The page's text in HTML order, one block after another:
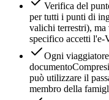
Verifica del
per tutti i punti di
valichi terrestri),
specifico accetti l'e-
Ogni
documento
può utilizzare il
membro della